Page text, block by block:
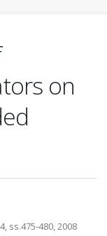
on
ss.475-480, 2008